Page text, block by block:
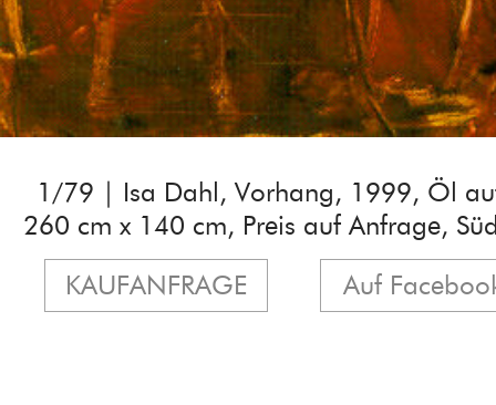
1/79 | Isa Dahl, Vorhang, 1999, Öl
260 cm x 140 cm, Preis auf Anfrage,
KAUFANFRAGE
Auf